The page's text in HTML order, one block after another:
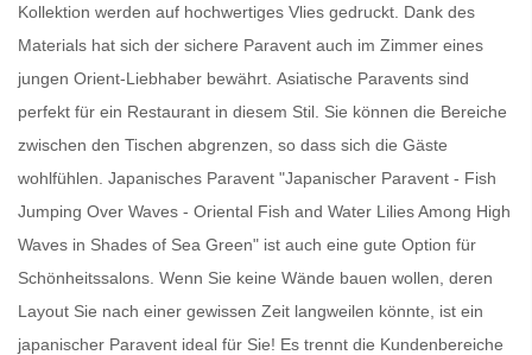
Kollektion werden auf hochwertiges Vlies gedruckt. Dank des
Materials hat sich der sichere Paravent auch im Zimmer eines
jungen Orient-Liebhaber bewährt. Asiatische Paravents sind
perfekt für ein Restaurant in diesem Stil. Sie können die Bereiche
zwischen den Tischen abgrenzen, so dass sich die Gäste
wohlfühlen. Japanisches Paravent "Japanischer Paravent - Fish
Jumping Over Waves - Oriental Fish and Water Lilies Among High
Waves in Shades of Sea Green" ist auch eine gute Option für
Schönheitssalons. Wenn Sie keine Wände bauen wollen, deren
Layout Sie nach einer gewissen Zeit langweilen könnte, ist ein
japanischer Paravent ideal für Sie! Es trennt die Kundenbereiche